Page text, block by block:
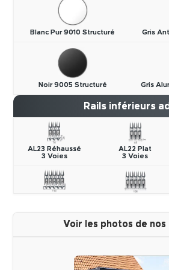
Blanc Pur 9010 Structuré Gris
Noir 9005 Structuré Gris
Rails inférieurs
AL23 Réhaussé
3 Voies
AL22 Plat
3 Voies
Voir les photos de nos